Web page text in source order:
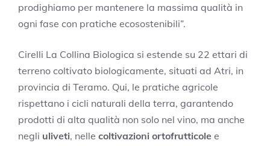
prodighiamo per mantenere la massima qualità in
ogni fase con pratiche ecosostenibili”.
Cirelli La Collina Biologica si estende su 22 ettari di
terreno coltivato biologicamente, situati ad Atri, in
provincia di Teramo. Qui, le pratiche agricole
rispettano i cicli naturali della terra, garantendo
prodotti di alta qualità non solo nel vino, ma anche
negli uliveti, nelle coltivazioni ortofrutticole e